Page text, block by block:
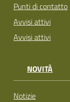
Punti di contatto
Avvisi attivi
Avvisi attivi
NOVITÀ
Notizie